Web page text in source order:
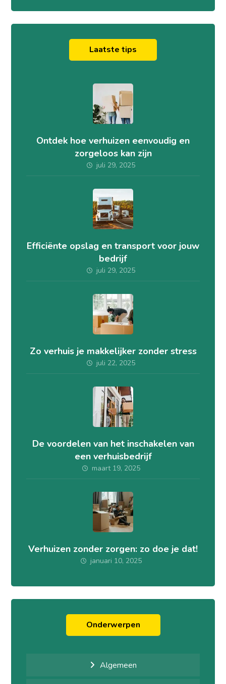
Laatste tips
Ontdek hoe verhuizen eenvoudig en
zorgeloos kan zijn
juli 29, 2025
Efficiënte opslag en transport voor jouw
bedrijf
juli 29, 2025
Zo verhuis je makkelijker zonder stress
juli 22, 2025
De voordelen van het inschakelen van
een verhuisbedrijf
maart 19, 2025
Verhuizen zonder zorgen: zo doe je dat!
januari 10, 2025
Onderwerpen
Algemeen